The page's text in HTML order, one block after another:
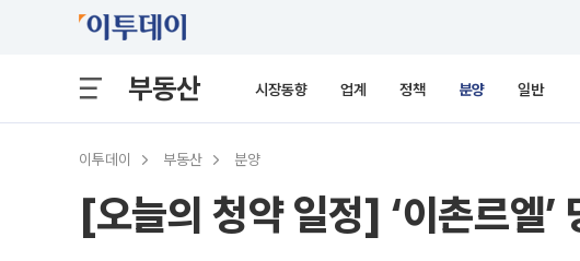
부동산 시장동향 업계 정책 분양 일반
이투데이 부동산 분양
[오늘의 청약 일정] ‘이촌르엘’